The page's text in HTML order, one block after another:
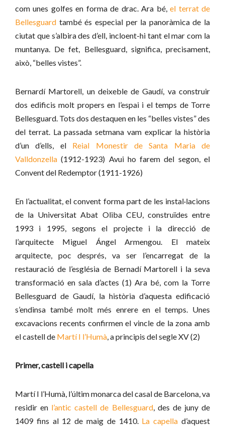
com unes golfes en forma de drac. Ara bé,el terrat de
Bellesguard també és especial per la panoràmica de la
ciutat que s’albira des d’ell, incloent-hi tant el mar com la
muntanya. De fet, Bellesguard, significa, precisament,
això, “belles vistes”.
Bernardí Martorell, un deixeble de Gaudí, va construir
dos edificis molt propers en l’espai i el temps de Torre
Bellesguard. Tots dos destaquen en les “belles vistes” des
del terrat. La passada setmana vam explicar la història
d’un d’ells, elReial Monestir de Santa Maria de
Valldonzella (1912-1923) Avui ho farem del segon, el
Convent del Redemptor (1911-1926)
En l’actualitat, el convent forma part de les instal·lacions
de la Universitat Abat Oliba CEU, construïdes entre
1993 i 1995, segons el projecte i la direcció de
l’arquitecte Miguel Ángel Armengou. El mateix
arquitecte, poc després, va ser l’encarregat de la
restauració de l’església de Bernadí Martorell i la seva
transformació en sala d’actes (1) Ara bé, com la Torre
Bellesguard de Gaudí, la història d’aquesta edificació
s’endinsa també molt més enrere en el temps. Unes
excavacions recents confirmen el vincle de la zona amb
el castell de Martí I l’Humà , a principis del segle XV (2)
Primer, castell i capella
Martí I l’Humà, l’últim monarca del casal de Barcelona, va
residir en l’antic castell de Bellesguard, des de juny de
1409 fins al 12 de maig de 1410. La capella d’aquest